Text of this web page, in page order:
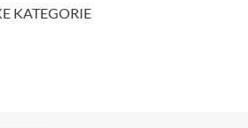
KATEGORIE